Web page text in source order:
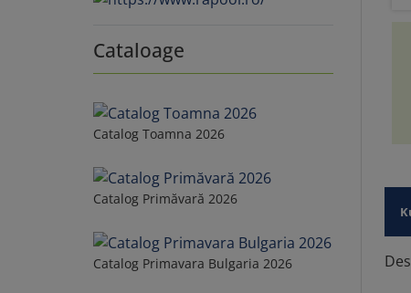
Cataloage
Catalog Toamna 2026
Catalog Primăvară 2026
Catalog Primavara Bulgaria 2026